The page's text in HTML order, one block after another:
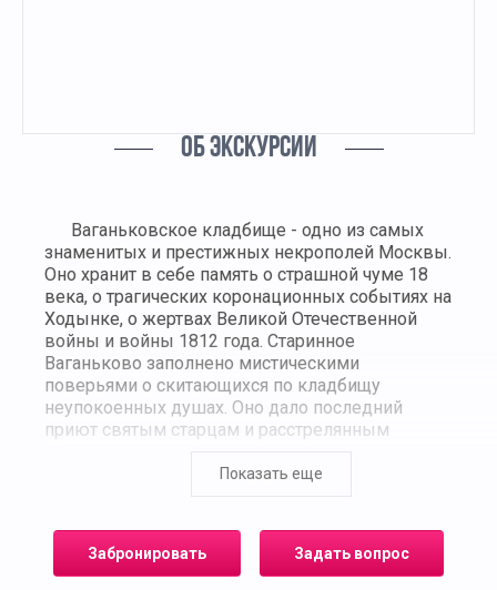
ОБ ЭКСКУРСИИ
Ваганьковское кладбище - одно из самых
знаменитых и престижных некрополей Москвы.
Оно хранит в себе память о страшной чуме 18
века, о трагических коронационных событиях на
Ходынке, о жертвах Великой Отечественной
войны и войны 1812 года. Старинное
Ваганьково заполнено мистическими
поверьями о скитающихся по кладбищу
неупокоенных душах. Оно дало последний
приют святым старцам и расстрелянным
известнейшие спортсмены, поэты, музыканты,
кумиров - Владимира Высоцкого, Сергея
Есенина, Андрея Миронова, Армена
Показать еще
Забронировать Задать вопрос